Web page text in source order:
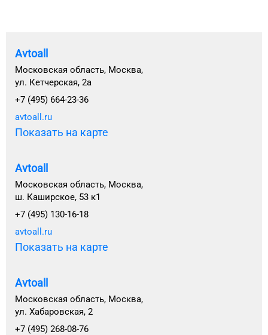
Avtoall
Московская область, Москва,
ул. Кетчерская, 2а
+7 (495) 664-23-36
avtoall.ru
Показать на карте
Avtoall
Московская область, Москва,
ш. Каширское, 53 к1
+7 (495) 130-16-18
avtoall.ru
Показать на карте
Avtoall
Московская область, Москва,
ул. Хабаровская, 2
+7 (495) 268-08-76